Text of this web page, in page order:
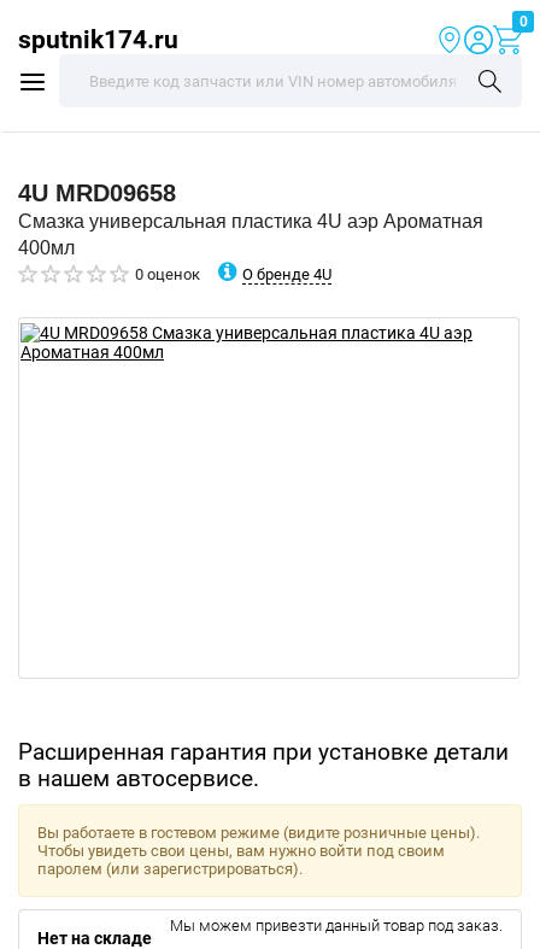
sputnik174.ru
0
4U MRD09658
Смазка универсальная пластика 4U аэр Ароматная
400мл
0 оценок О бренде 4U
Расширенная гарантия при установке детали
в нашем автосервисе.
Вы работаете в гостевом режиме (видите розничные цены).
Чтобы увидеть свои цены, вам нужно войти под своим
паролем (или зарегистрироваться).
Нет на складе
Мы можем привезти данный товар под заказ.